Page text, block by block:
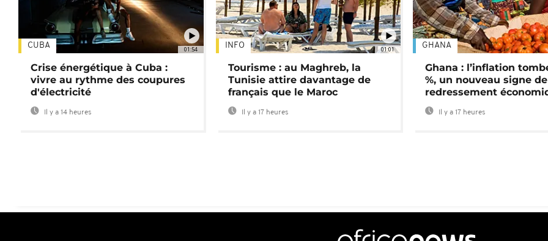
01:54
CUBA
Crise énergétique à Cuba :
vivre au rythme des coupures
d'électricité
Il y a 14 heures
01:01
INFO
Tourisme : au Maghreb, la
Tunisie attire davantage de
français que le Maroc
Il y a 17 heures
GHANA
Ghana : l’inflation
%, un nouveau signe de
redressement
Il y a 17 heures